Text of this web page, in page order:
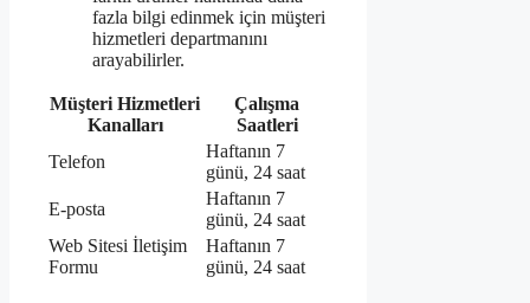
fazla bilgi edinmek için müşteri
hizmetleri departmanını
arayabilirler.
Müşteri Hizmetleri
Kanalları
Çalışma
Saatleri
Telefon
Haftanın 7
günü, 24 saat
E-posta
Haftanın 7
günü, 24 saat
Web Sitesi İletişim
Formu
Haftanın 7
günü, 24 saat